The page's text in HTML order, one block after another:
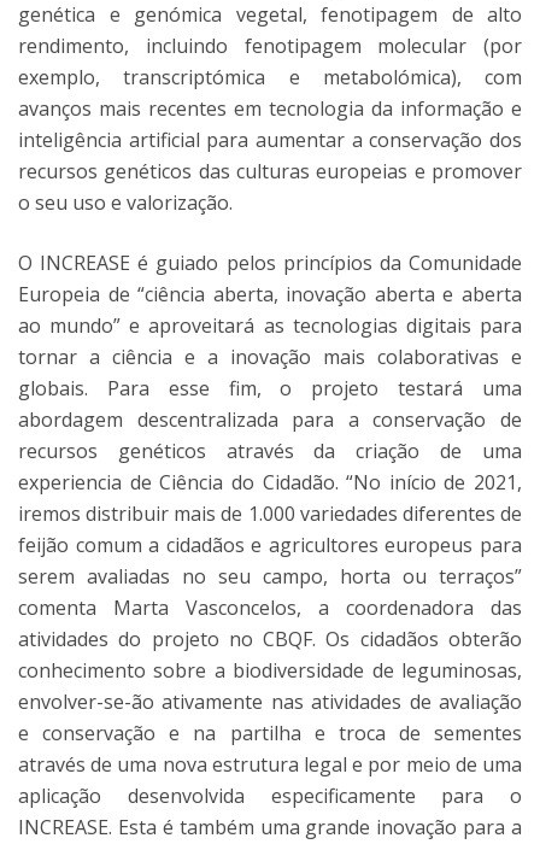
genética e genómica vegetal, fenotipagem de alto
rendimento, incluindo fenotipagem molecular (por
exemplo, transcriptómica e metabolómica), com
avanços mais recentes em tecnologia da informação e
inteligência artificial para aumentar a conservação dos
recursos genéticos das culturas europeias e promover
o seu uso e valorização.
O INCREASE é guiado pelos princípios da Comunidade
Europeia de “ciência aberta, inovação aberta e aberta
ao mundo” e aproveitará as tecnologias digitais para
tornar a ciência e a inovação mais colaborativas e
globais. Para esse fim, o projeto testará uma
abordagem descentralizada para a conservação de
recursos genéticos através da criação de uma
experiencia de Ciência do Cidadão. “No início de 2021,
iremos distribuir mais de 1.000 variedades diferentes de
feijão comum a cidadãos e agricultores europeus para
serem avaliadas no seu campo, horta ou terraços”
comenta Marta Vasconcelos, a coordenadora das
atividades do projeto no CBQF. Os cidadãos obterão
conhecimento sobre a biodiversidade de leguminosas,
envolver-se-ão ativamente nas atividades de avaliação
e conservação e na partilha e troca de sementes
através de uma nova estrutura legal e por meio de uma
aplicação desenvolvida especificamente para o
INCREASE. Esta é também uma grande inovação para a